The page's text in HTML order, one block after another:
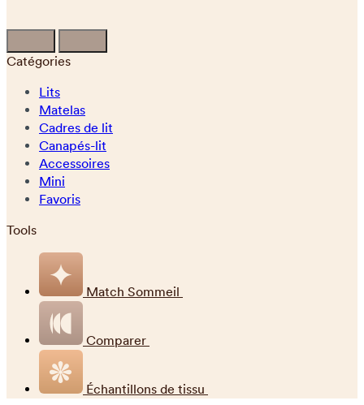
Catégories
Lits
Matelas
Cadres de lit
Canapés-lit
Accessoires
Mini
Favoris
Tools
Match Sommeil
Comparer
Échantillons de tissu